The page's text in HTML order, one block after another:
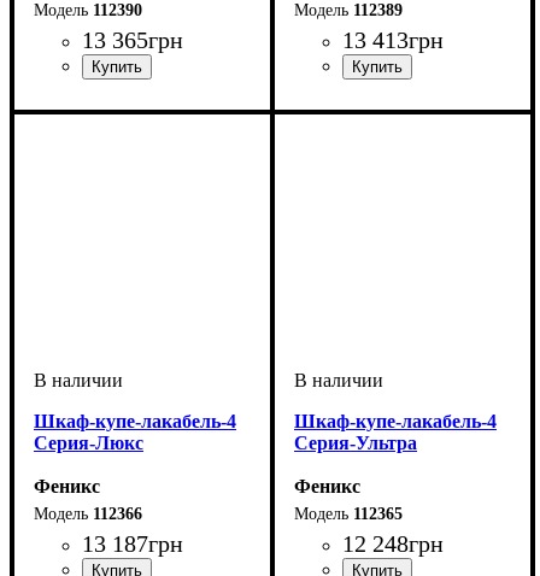
112390
13 365грн
112389
13 413грн
Шкаф-купе-лакабель-4
Серия-Люкс
Феникс
112366
13 187грн
Шкаф-купе-лакабель-4
Серия-Ультра
Феникс
112365
12 248грн